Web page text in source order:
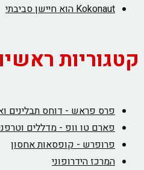
Kokonaut הוא חיישן סביבתי
קטגוריות
פרס פראש - דוחס תבלינים
פארם טו וופ - מדללים
פרופרש - קופסאות אחסון
המרכז הידרופוני